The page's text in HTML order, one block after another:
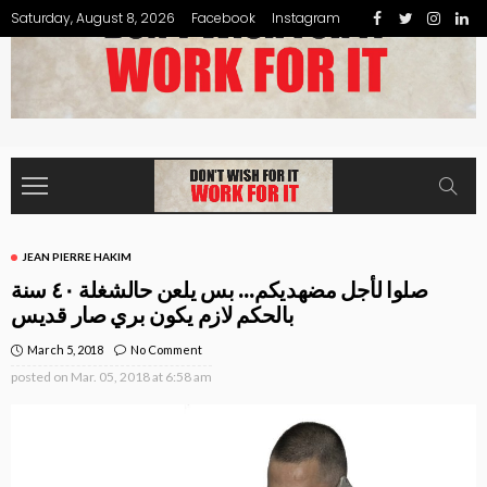
Saturday, August 8, 2026 Facebook Instagram
JEAN PIERRE HAKIM
صلوا لأجل مضهديكم… بس يلعن حالشغلة ٤٠ سنة
بالحكم لازم يكون بري صار قديس
March 5, 2018 No Comment
posted on Mar. 05, 2018 at 6:58 am